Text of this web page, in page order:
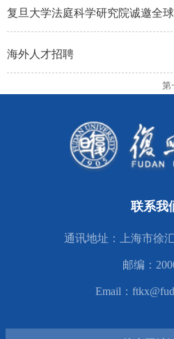
复旦大学法庭科学研究院诚邀全
海外人才招聘
第
联系我
通讯地址：上海市徐
邮编：
Email：